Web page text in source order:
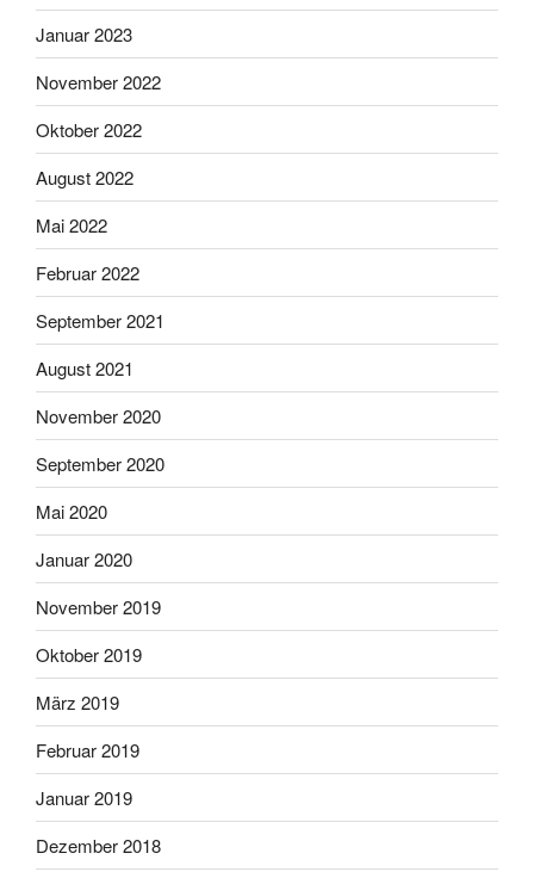
Januar 2023
November 2022
Oktober 2022
August 2022
Mai 2022
Februar 2022
September 2021
August 2021
November 2020
September 2020
Mai 2020
Januar 2020
November 2019
Oktober 2019
März 2019
Februar 2019
Januar 2019
Dezember 2018